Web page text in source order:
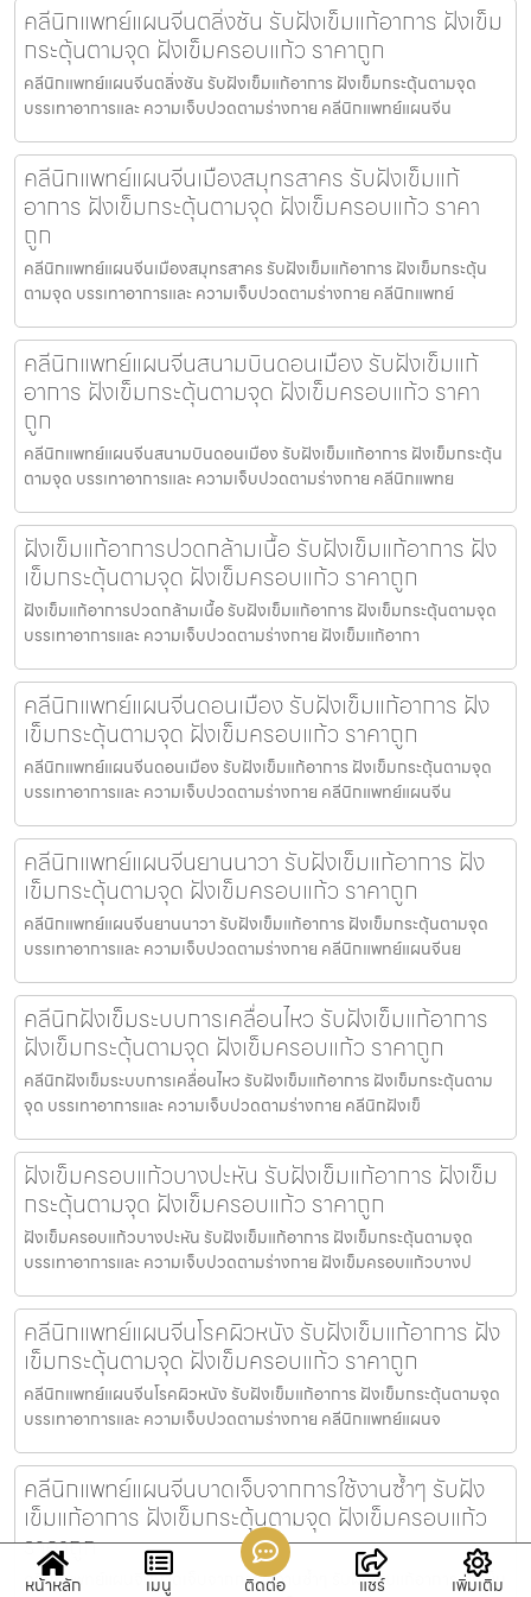
คลีนิกแพทย์แผนจีนตลิ่งชัน รับฝังเข็มแก้อาการ ฝังเข็ม
กระตุ้นตามจุด ฝังเข็มครอบแก้ว ราคาถูก
คลีนิกแพทย์แผนจีนตลิ่งชัน รับฝังเข็มแก้อาการ ฝังเข็มกระตุ้นตามจุด
บรรเทาอาการและ ความเจ็บปวดตามร่างกาย คลีนิกแพทย์แผนจีน
คลีนิกแพทย์แผนจีนเมืองสมุทรสาคร รับฝังเข็มแก้
อาการ ฝังเข็มกระตุ้นตามจุด ฝังเข็มครอบแก้ว ราคา
ถูก
คลีนิกแพทย์แผนจีนเมืองสมุทรสาคร รับฝังเข็มแก้อาการ ฝังเข็มกระตุ้น
ตามจุด บรรเทาอาการและ ความเจ็บปวดตามร่างกาย คลีนิกแพทย์
คลีนิกแพทย์แผนจีนสนามบินดอนเมือง รับฝังเข็มแก้
อาการ ฝังเข็มกระตุ้นตามจุด ฝังเข็มครอบแก้ว ราคา
ถูก
คลีนิกแพทย์แผนจีนสนามบินดอนเมือง รับฝังเข็มแก้อาการ ฝังเข็มกระตุ้น
ตามจุด บรรเทาอาการและ ความเจ็บปวดตามร่างกาย คลีนิกแพทย
ฝังเข็มแก้อาการปวดกล้ามเนื้อ รับฝังเข็มแก้อาการ ฝัง
เข็มกระตุ้นตามจุด ฝังเข็มครอบแก้ว ราคาถูก
ฝังเข็มแก้อาการปวดกล้ามเนื้อ รับฝังเข็มแก้อาการ ฝังเข็มกระตุ้นตามจุด
บรรเทาอาการและ ความเจ็บปวดตามร่างกาย ฝังเข็มแก้อากา
คลีนิกแพทย์แผนจีนดอนเมือง รับฝังเข็มแก้อาการ ฝัง
เข็มกระตุ้นตามจุด ฝังเข็มครอบแก้ว ราคาถูก
คลีนิกแพทย์แผนจีนดอนเมือง รับฝังเข็มแก้อาการ ฝังเข็มกระตุ้นตามจุด
บรรเทาอาการและ ความเจ็บปวดตามร่างกาย คลีนิกแพทย์แผนจีน
คลีนิกแพทย์แผนจีนยานนาวา รับฝังเข็มแก้อาการ ฝัง
เข็มกระตุ้นตามจุด ฝังเข็มครอบแก้ว ราคาถูก
คลีนิกแพทย์แผนจีนยานนาวา รับฝังเข็มแก้อาการ ฝังเข็มกระตุ้นตามจุด
บรรเทาอาการและ ความเจ็บปวดตามร่างกาย คลีนิกแพทย์แผนจีนย
คลีนิกฝังเข็มระบบการเคลื่อนไหว รับฝังเข็มแก้อาการ
ฝังเข็มกระตุ้นตามจุด ฝังเข็มครอบแก้ว ราคาถูก
คลีนิกฝังเข็มระบบการเคลื่อนไหว รับฝังเข็มแก้อาการ ฝังเข็มกระตุ้นตาม
จุด บรรเทาอาการและ ความเจ็บปวดตามร่างกาย คลีนิกฝังเข็
ฝังเข็มครอบแก้วบางปะหัน รับฝังเข็มแก้อาการ ฝังเข็ม
กระตุ้นตามจุด ฝังเข็มครอบแก้ว ราคาถูก
ฝังเข็มครอบแก้วบางปะหัน รับฝังเข็มแก้อาการ ฝังเข็มกระตุ้นตามจุด
บรรเทาอาการและ ความเจ็บปวดตามร่างกาย ฝังเข็มครอบแก้วบางป
คลีนิกแพทย์แผนจีนโรคผิวหนัง รับฝังเข็มแก้อาการ ฝัง
เข็มกระตุ้นตามจุด ฝังเข็มครอบแก้ว ราคาถูก
คลีนิกแพทย์แผนจีนโรคผิวหนัง รับฝังเข็มแก้อาการ ฝังเข็มกระตุ้นตามจุด
บรรเทาอาการและ ความเจ็บปวดตามร่างกาย คลีนิกแพทย์แผนจ
คลีนิกแพทย์แผนจีนบาดเจ็บจากการใช้งานซ้ำๆ รับฝัง
เข็มแก้อาการ ฝังเข็มกระตุ้นตามจุด ฝังเข็มครอบแก้ว
ราคาถูก
คลีนิกแพทย์แผนจีนบาดเจ็บจากการใช้งานซ้ำๆ รับฝังเข็มแก้อาการ ฝังเข็ม
หน้าหลัก เมนู ติดต่อ แชร์ เพิ่มเติม